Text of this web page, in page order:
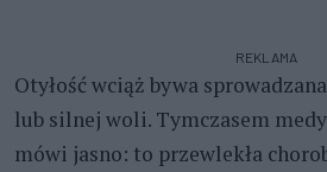
REKLAMA
Otyłość wciąż bywa
lub silnej woli. Tymczasem
mówi jasno: to przewlekła